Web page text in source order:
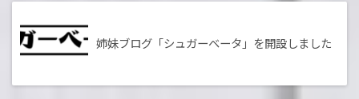
姉妹ブログ「シュガーベータ」を開設しました